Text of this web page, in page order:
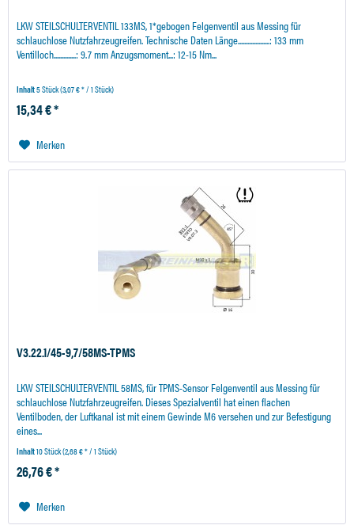
LKW STEILSCHULTERVENTIL 133MS, 1*gebogen Felgenventil aus Messing für
schlauchlose Nutzfahrzeugreifen. Technische Daten Länge....................: 133 mm
Ventilloch..............: 9.7 mm Anzugsmoment...: 12-15 Nm...
Inhalt5 Stück(3,07 € * / 1 Stück)
15,34 € *
Merken
V3.22.1/45-9,7/58MS-TPMS
LKW STEILSCHULTERVENTIL 58MS, für TPMS-Sensor Felgenventil aus Messing für
schlauchlose Nutzfahrzeugreifen. Dieses Spezialventil hat einen flachen
Ventilboden, der Luftkanal ist mit einem Gewinde M6 versehen und zur Befestigung
eines...
Inhalt10 Stück(2,68 € * / 1 Stück)
26,76 € *
Merken